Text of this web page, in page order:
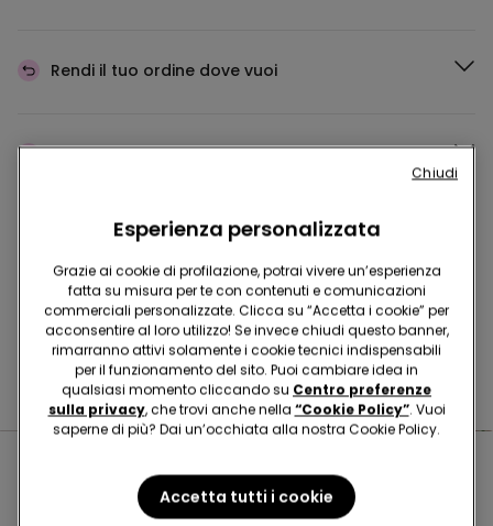
Rendi il tuo ordine dove vuoi
Cambia la mercein negozio
Programma FedeltàTEZENIS TALENT
Hai domande sulle misure di sicurezza nei nostri store?
Leggi le nostre FAQ
Negozi nelle vicinanze
Esperienza personalizzata
Grazie ai cookie di profilazione, potrai vivere un’esperienza
fatta su misura per te con contenuti e comunicazioni
commerciali personalizzate. Clicca su “Accetta i cookie” per
acconsentire al loro utilizzo! Se invece chiudi questo banner,
rimarranno attivi solamente i cookie tecnici indispensabili
per il funzionamento del sito. Puoi cambiare idea in
qualsiasi momento cliccando su Centro preferenze
sulla privacy, che trovi anche nella “Cookie Policy”. Vuoi
saperne di più? Dai un’occhiata alla nostra Cookie Policy.
Accetta tutti i cookie
Chiudi